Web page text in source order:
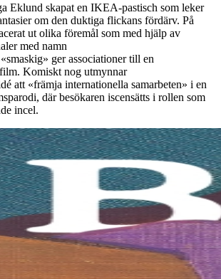
Eklund skapat en IKEA-pastisch som leker
om den duktiga flickans fördärv. På
ut olika föremål som med hjälp av
med namn
ger associationer till en
Komiskt nog utmynnar
att «främja internationella samarbeten» i en
där besökaren iscensätts i rollen som
incel.